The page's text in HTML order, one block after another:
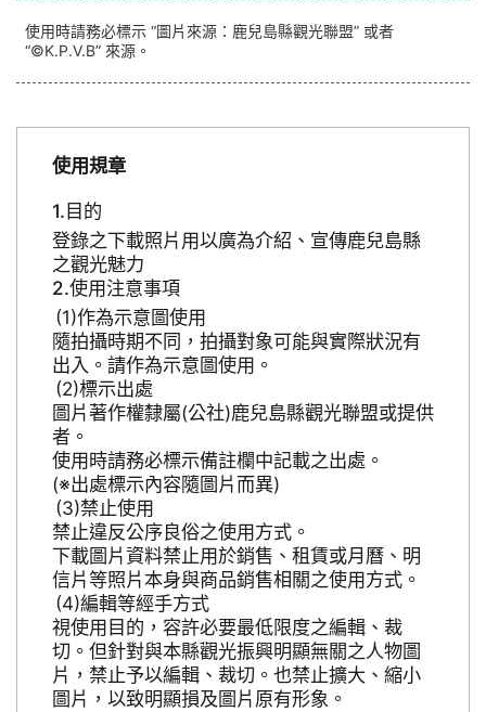
使用時請務必標示 “圖片來源：鹿兒島縣觀光聯盟” 或者
“©K.P.V.B” 來源。
使用規章
目的
登錄之下載照片用以廣為介紹、宣傳鹿兒島縣
之觀光魅力
使用注意事項
作為示意圖使用
隨拍攝時期不同，拍攝對象可能與實際狀況有
出入。請作為示意圖使用。
標示出處
圖片著作權隸屬(公社)鹿兒島縣觀光聯盟或提供
者。
使用時請務必標示備註欄中記載之出處。
(※出處標示內容隨圖片而異)
禁止使用
禁止違反公序良俗之使用方式。
下載圖片資料禁止用於銷售、租賃或月曆、明
信片等照片本身與商品銷售相關之使用方式。
編輯等經手方式
視使用目的，容許必要最低限度之編輯、裁
切。但針對與本縣觀光振興明顯無關之人物圖
片，禁止予以編輯、裁切。也禁止擴大、縮小
圖片，以致明顯損及圖片原有形象。